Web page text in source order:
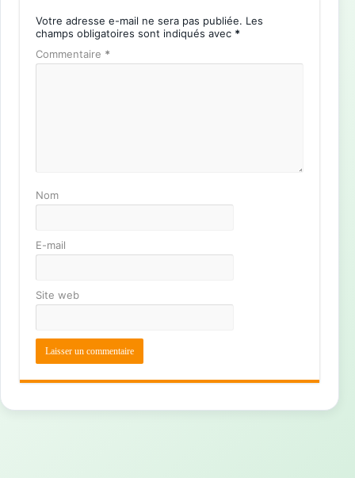
Votre adresse e-mail ne sera pas publiée. Les
champs obligatoires sont indiqués avec *
Commentaire *
Nom
E-mail
Site web